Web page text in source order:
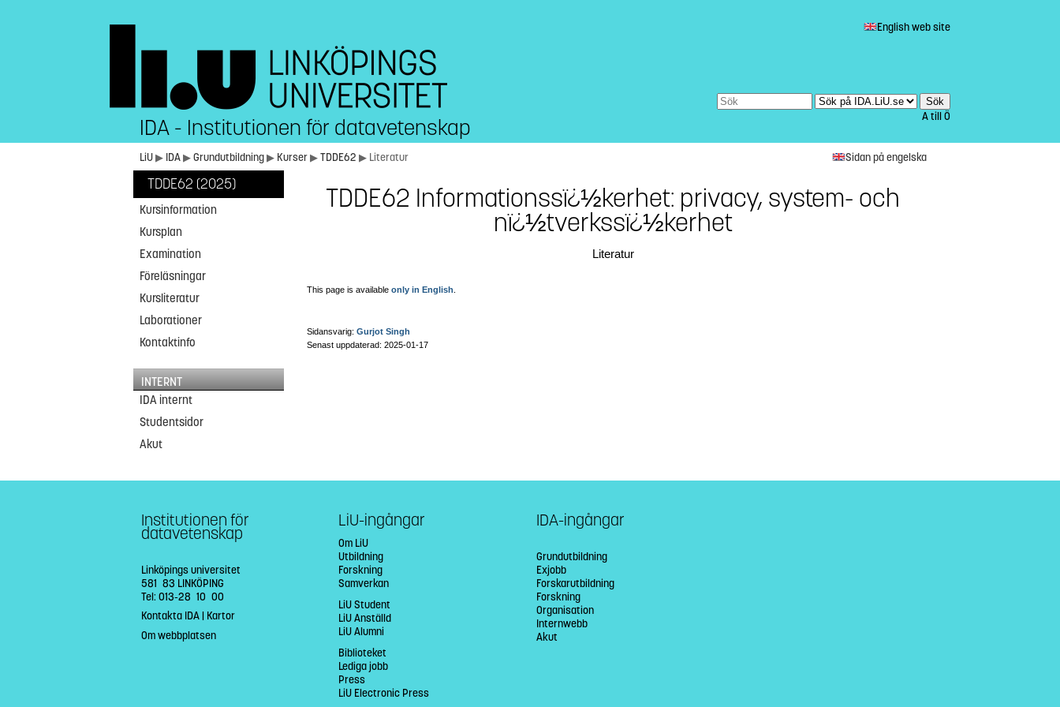
English web site
A till Ö
IDA - Institutionen för datavetenskap
LiU▶ IDA▶Grundutbildning▶ Kurser▶TDDE62 ▶ Literatur Sidan på engelska
TDDE62 (2025)
Kursinformation
Kursplan
Examination
Föreläsningar
Kursliteratur
Laborationer
Kontaktinfo
INTERNT
IDA internt
Studentsidor
Akut
TDDE62 Informationssï¿½kerhet: privacy, system- och
nï¿½tverkssï¿½kerhet
Literatur
This page is availableonly in English
Sidansvarig:Gurjot Singh
Senast uppdaterad: 2025-01-17
Institutionen för
datavetenskap
Linköpings universitet
581 83 LINKÖPING
Tel: 013-28 10 00
Kontakta IDA| Kartor
Om webbplatsen
LiU-ingångar
Om LiU
Utbildning
Forskning
Samverkan
LiU Student
LiU Anställd
LiU Alumni
Biblioteket
Lediga jobb
Press
LiU Electronic Press
IDA-ingångar
Grundutbildning
Exjobb
Forskarutbildning
Forskning
Organisation
Internwebb
Akut